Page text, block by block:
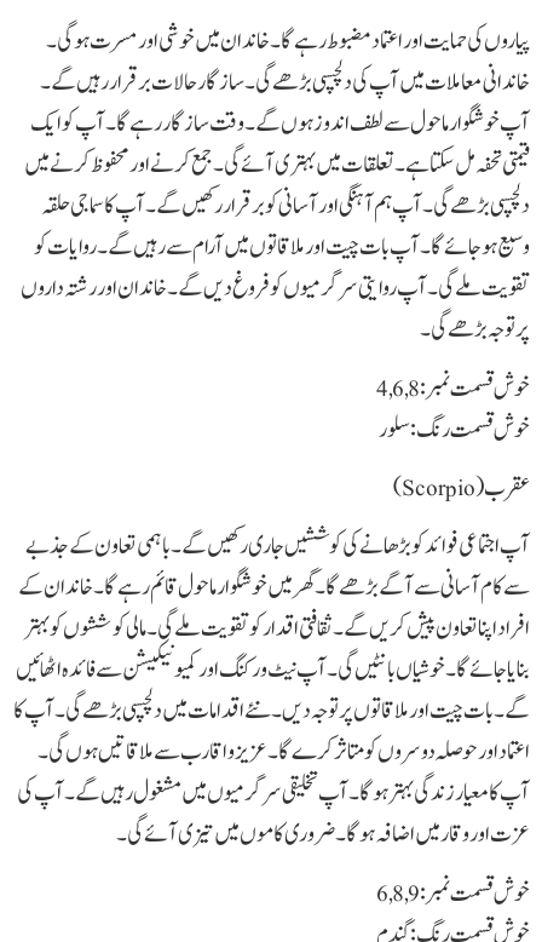
پیاروں کی حمایت اور اعتماد مضبوط رہے گا۔ خاندان میں خوشی اور مسرت ہوگی۔
خاندانی معاملات میں آپ کی دلچسپی بڑھے گی۔ سازگار حالات برقرار رہیں گے۔
آپ خوشگوار ماحول سے لطف اندوز ہوں گے۔ وقت سازگار رہے گا۔ آپ کو ایک
قیمتی تحفہ مل سکتا ہے۔ تعلقات میں بہتری آئے گی۔ جمع کرنے اور محفوظ کرنے میں
دلچسپی بڑھے گی۔ آپ ہم آہنگی اور آسانی کو برقرار رکھیں گے۔ آپ کا سماجی حلقہ
وسیع ہو جائے گا۔ آپ بات چیت اور ملاقاتوں میں آرام سے رہیں گے۔ روایات کو
تقویت ملے گی۔ آپ روایتی سرگرمیوں کو فروغ دیں گے۔ خاندان اور رشتہ داروں
پر توجہ بڑھے گی۔
خوش قسمت نمبر: 4,6,8
خوش قسمت رنگ: سلور
عقرب(Scorpio)
آپ اجتماعی فوائد کو بڑھانے کی کوششیں جاری رکھیں گے۔ باہمی تعاون کے جذبے
سے کام آسانی سے آگے بڑھے گا۔ گھر میں خوشگوار ماحول قائم رہے گا۔ خاندان کے
افراد اپنا تعاون پیش کریں گے۔ ثقافتی اقدار کو تقویت ملے گی۔ مالی کوششوں کو بہتر
بنایا جائے گا۔ خوشیاں بانٹیں گی۔ آپ نیٹ ورکنگ اور کمیونیکیشن سے فائدہ اٹھائیں
گے۔ بات چیت اور ملاقاتوں پر توجہ دیں۔ نئے اقدامات میں دلچسپی بڑھے گی۔ آپ کا
اعتماد اور حوصلہ دوسروں کو متاثر کرے گا۔ عزیز و اقارب سے ملاقاتیں ہوں گی۔
آپ کا معیار زندگی بہتر ہوگا۔ آپ تخلیقی سرگرمیوں میں مشغول رہیں گے۔ آپ کی
عزت اور وقار میں اضافہ ہوگا۔ ضروری کاموں میں تیزی آئے گی۔
خوش قسمت نمبر: 6,8,9